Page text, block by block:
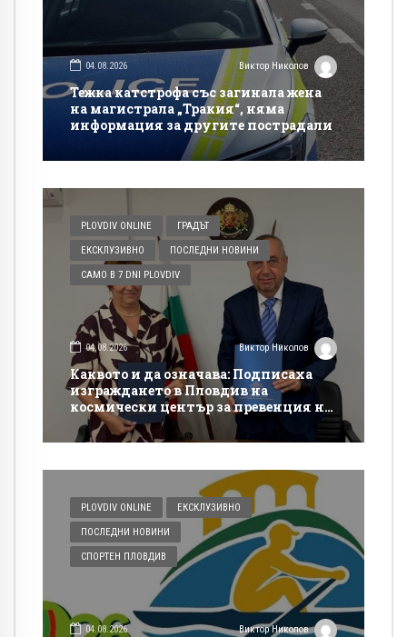
04.08.2026 Виктор Николов
Тежка катстрофа със загинала жена
на магистрала „Тракия“, няма
информация за другите пострадали
PLOVDIV ONLINE ГРАДЪТ
ЕКСКЛУЗИВНО ПОСЛЕДНИ НОВИНИ
САМО В 7 DNI PLOVDIV
04.08.2026 Виктор Николов
Каквото и да означава: Подписаха
изграждането в Пловдив на
космически център за превенция на
бедствия и аварии
PLOVDIV ONLINE ЕКСКЛУЗИВНО
ПОСЛЕДНИ НОВИНИ
СПОРТЕН ПЛОВДИВ
04.08.2026 Виктор Николов